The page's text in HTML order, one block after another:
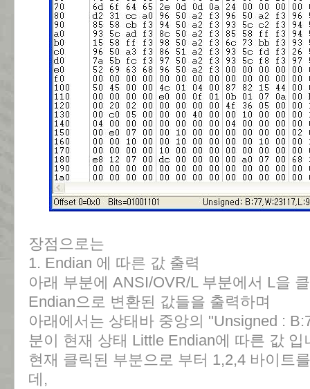
장점으로는
1. Endian 에 따른 값 출력
아래 부분에 ANSI/OVR/L 부분에서 L을
Endian으로 변환된 값들을 출력하며
아래에서는 상태바 중앙의 "Unsigned :
분이 현재 상태 Little Endian에 따른 값 입
현재 클릭된 부분으로 부터 1,2,4 바이트
데,